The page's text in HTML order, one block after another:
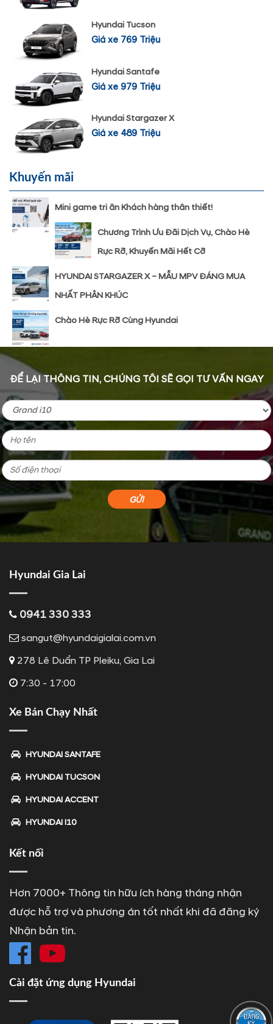
Hyundai Tucson
Giá xe 769 Triệu
Hyundai Santafe
Giá xe 979 Triệu
Hyundai Stargazer X
Giá xe 489 Triệu
Khuyến mãi
Mini game tri ân Khách hàng thân thiết!
Chương Trình Ưu Đãi Dịch Vụ, Chào Hè
Rực Rỡ, Khuyến Mãi Hết Cỡ
HYUNDAI STARGAZER X – MẪU MPV ĐÁNG MUA
NHẤT PHÂN KHÚC
Chào Hè Rực Rỡ Cùng Hyundai
ĐỂ LẠI THÔNG TIN, CHÚNG TÔI SẼ GỌI TƯ VẤN NGAY
Hyundai Gia Lai
0941 330 333
sangut@hyundaigialai.com.vn
278 Lê Duẩn TP Pleiku, Gia Lai
7:30 - 17:00
Xe Bán Chạy Nhất
HYUNDAI SANTAFE
HYUNDAI TUCSON
HYUNDAI ACCENT
HYUNDAI I10
Kết nối
Hơn 7000+ Thông tin hữu ích hàng tháng nhận
được hỗ trợ và phương án tốt nhất khi đã đăng ký
Nhận bản tin.
Cài đặt ứng dụng Hyundai